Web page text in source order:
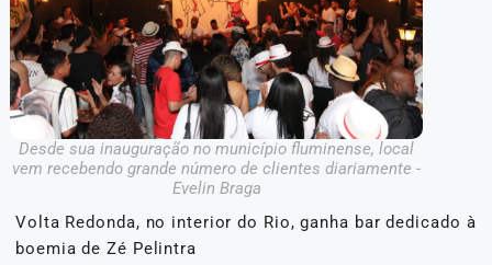
Desde sua inauguração no município fluminense, local
vem recebendo grande número de clientes diariamente -
Evelin Braga
Volta Redonda, no interior do Rio, ganha bar dedicado à
boemia de Zé Pelintra